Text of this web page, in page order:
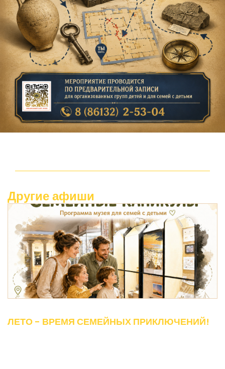
Другие афиши
ЛЕТО - ВРЕМЯ СЕМЕЙНЫХ ПРИКЛЮЧЕНИЙ!